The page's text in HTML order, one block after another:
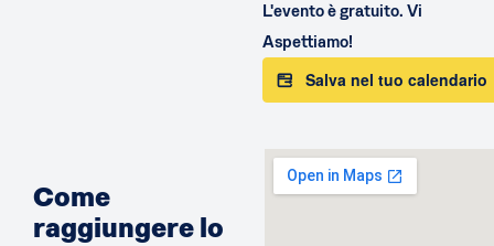
L'evento è gratuito. Vi
Aspettiamo!
Salva nel tuo calendario
Come
raggiungere lo